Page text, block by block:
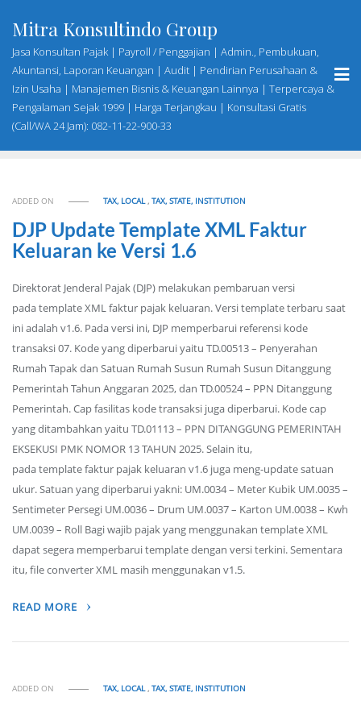
content
Mitra Konsultindo Group
Jasa Konsultan Pajak | Payroll / Penggajian | Admin., Pembukuan,
Akuntansi, Laporan Keuangan | Audit | Pendirian Perusahaan &
Izin Usaha | Manajemen Bisnis & Keuangan Lainnya | Terpercaya &
Pengalaman Sejak 1999 | Harga Terjangkau | Konsultasi Gratis
(Call/WA 24 Jam): 082-11-22-900-33
ADDED ON TAX, LOCAL,TAX, STATE, INSTITUTION
DJP Update Template XML Faktur
Keluaran ke Versi 1.6
Direktorat Jenderal Pajak (DJP) melakukan pembaruan versi
pada template XML faktur pajak keluaran. Versi template terbaru saat
ini adalah v1.6. Pada versi ini, DJP memperbarui referensi kode
transaksi 07. Kode yang diperbarui yaitu TD.00513 – Penyerahan
Rumah Tapak dan Satuan Rumah Susun Rumah Susun Ditanggung
Pemerintah Tahun Anggaran 2025, dan TD.00524 – PPN Ditanggung
Pemerintah. Cap fasilitas kode transaksi juga diperbarui. Kode cap
yang ditambahkan yaitu TD.01113 – PPN DITANGGUNG PEMERINTAH
EKSEKUSI PMK NOMOR 13 TAHUN 2025. Selain itu,
pada template faktur pajak keluaran v1.6 juga meng-update satuan
ukur. Satuan yang diperbarui yakni: UM.0034 – Meter Kubik UM.0035 –
Sentimeter Persegi UM.0036 – Drum UM.0037 – Karton UM.0038 – Kwh
UM.0039 – Roll Bagi wajib pajak yang menggunakan template XML
dapat segera memperbarui template dengan versi terkini. Sementara
itu, file converter XML masih menggunakan v1.5.
READ MORE
ADDED ON TAX, LOCAL,TAX, STATE, INSTITUTION